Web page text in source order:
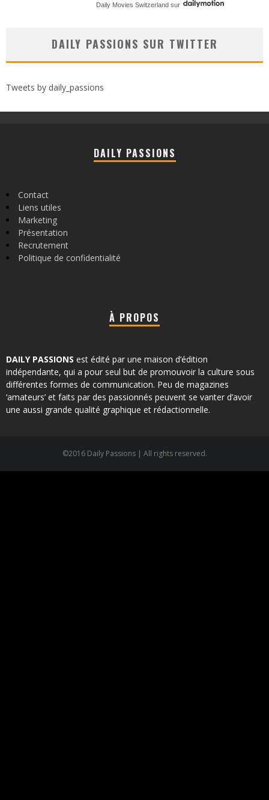
Daily Movies Switzerland sur
DAILY PASSIONS SUR TWITTER
Tweets by daily_passions
DAILY PASSIONS
Contact
Liens utiles
Marketing
Présentation
Recrutement
Politique de confidentialité
À PROPOS
DAILY PASSIONS est édité par une maison d’édition
indépendante, qui a pour seul but de promouvoir la culture sous
différentes formes de communication. Peu de magazines
‘amateurs’ et faits par des passionnés peuvent se vanter d’avoir
une aussi grande qualité graphique et rédactionnelle.
©2016 Daily Passions | All rights reserved.